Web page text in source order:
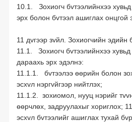
10.1. Зохиогч бvтээлийнхээ
эрх болон бvтээл ашиглах онцгой
11 дvгээр зvйл. Зохиогчийн эдийн
11.1. Зохиогч бvтээлийнхээ
дараахь эрх эдэлнэ:
11.1.1. бvтээлээ өөрийн болон
эсхvл нэргvйгээр нийтлэх;
11.1.2. зохиомол, нууц нэрийг
өөрчлөх, задруулахыг хориглох;
эсхvл бvтээлийг ашиглах тухай